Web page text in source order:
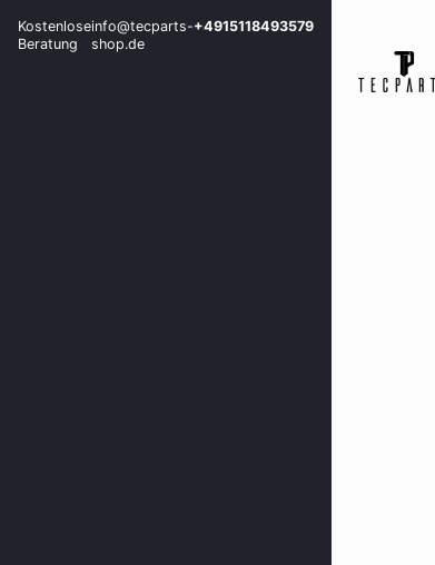
Kostenlose
Beratung
info@tecparts-
shop.de
+4915118493579